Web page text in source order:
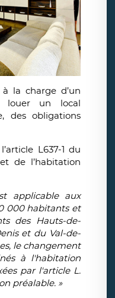
la charge d’un
louer un local
des obligations
L637-1 du
de l’habitation
applicable aux
000 habitants et
des Hauts-de-
et du Val-de-
le changement
à l'habitation
par l'article L.
préalable. »